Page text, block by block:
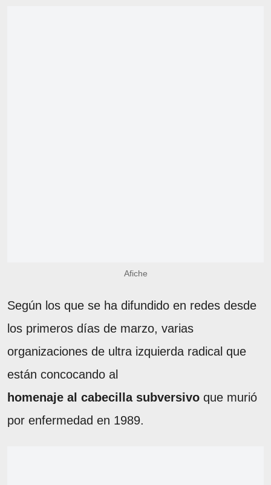
Afiche
Según los que se ha difundido en redes desde
los primeros días de marzo, varias
organizaciones de ultra izquierda radical que
están concocando al
homenaje al cabecilla subversivo que murió
por enfermedad en 1989.